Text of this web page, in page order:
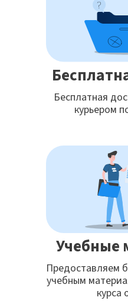
Бесплатная
курьером
Учебные
Предоставляем
учебным
курса